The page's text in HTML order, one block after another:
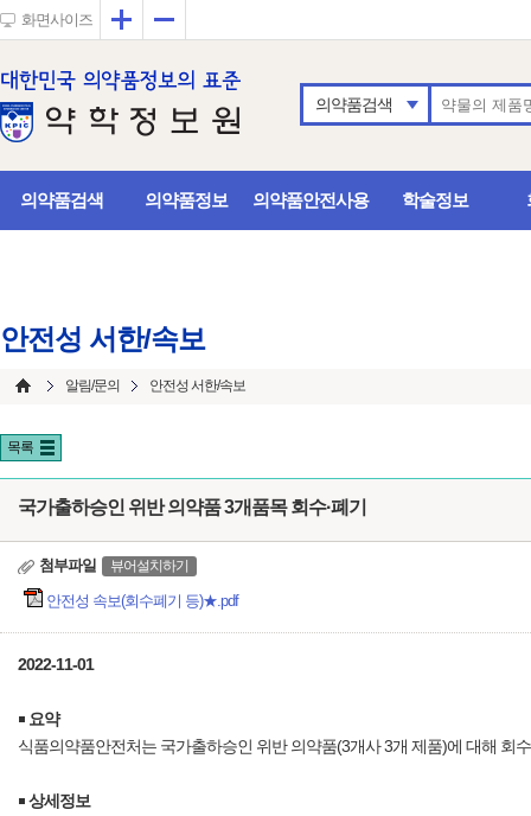
화면사이즈 확대
의약품검색
의약품검색 의약품정보 의약품안전사용 학술정보
안전성 서한/속보
알림/문의 안전성 서한/속보
목록
국가출하승인 위반 의약품 3개품목 회수·폐기
첨부파일 뷰어설치하기
안전성 속보(회수폐기 등)★.pdf
2022-11-01
￭ 요약
식품의약품안전처는 국가출하승인 위반 의약품(3개사 3개 제품)에 대해 회
￭상세정보